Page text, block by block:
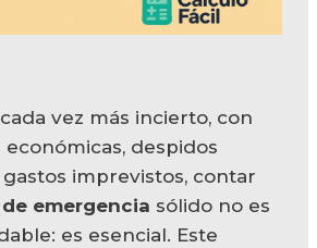
vez más incierto, con
económicas, despidos
imprevistos, contar
emergencia sólido no es
es esencial. Este